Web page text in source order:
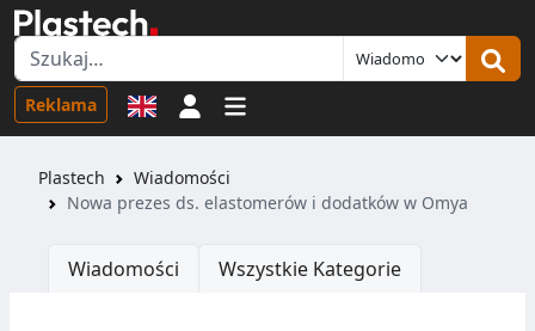
Reklama Logowanie
Plastech
Wiadomości
Nowa prezes ds. elastomerów i dodatków w Omya
Wiadomości Wszystkie Kategorie